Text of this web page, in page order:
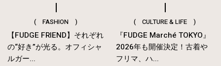
( FASHION )
【FUDGE FRIEND】それぞれ
の“好き”が光る。オフィシャ
ルガー...
( CULTURE & LIFE )
『FUDGE Marché TOKYO』
2026年も開催決定！古着や
フリマ、ハ...